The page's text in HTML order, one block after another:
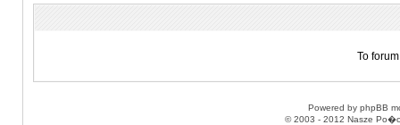
To
Powered by phpBB
© 2003 - 2012 Nasze